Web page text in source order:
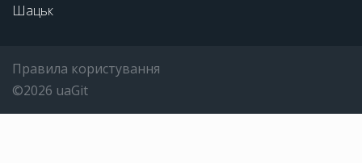
Шацьк
Правила користування
©2026 uaGit